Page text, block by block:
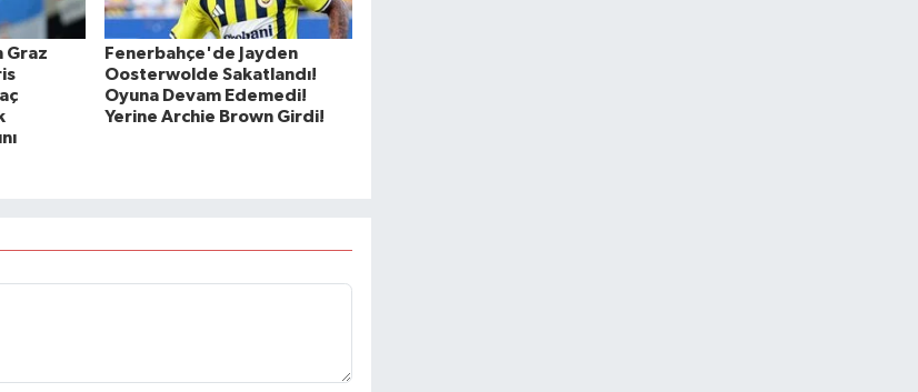
Graz
Fenerbahçe'de Jayden
Oosterwolde Sakatlandı!
Oyuna Devam Edemedi!
Yerine Archie Brown Girdi!